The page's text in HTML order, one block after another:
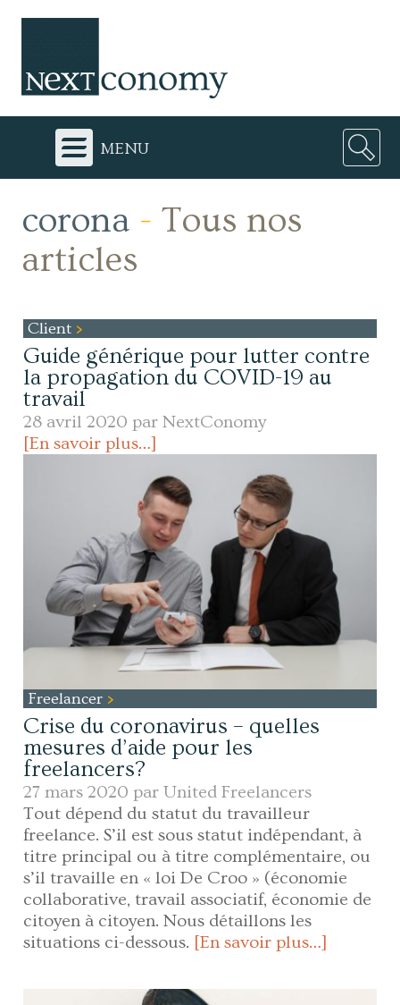
menu
corona - Tous nos
articles
Client
Guide générique pour lutter contre
la propagation du COVID-19 au
travail
28 avril 2020 parNextConomy
[En savoir plus…]
Freelancer
Crise du coronavirus – quelles
mesures d’aide pour les
freelancers?
27 mars 2020 parUnited Freelancers
Tout dépend du statut du travailleur
freelance. S’il est sous statut indépendant, à
titre principal ou à titre complémentaire, ou
s’il travaille en « loi De Croo » (économie
collaborative, travail associatif, économie de
citoyen à citoyen. Nous détaillons les
situations ci-dessous. [En savoir plus…]